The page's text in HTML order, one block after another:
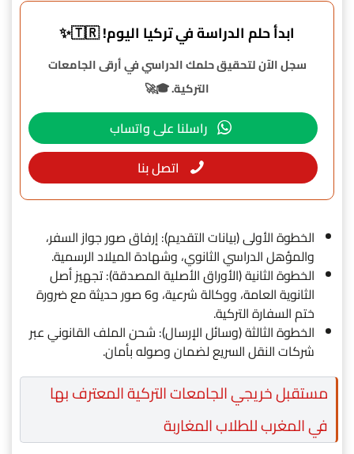
ابدأ حلم الدراسة في تركيا اليوم! 🇹🇷✨
سجل الآن لتحقيق حلمك الدراسي في أرقى الجامعات
التركية. 🎓🚀
راسلنا على واتساب
اتصل بنا
الخطوة الأولى (بيانات التقديم): إرفاق صور جواز السفر،
والمؤهل الدراسي الثانوي، وشهادة الميلاد الرسمية.
الخطوة الثانية (الأوراق الأصلية المصدقة): تجهيز أصل
الثانوية العامة، ووكالة شرعية، و6 صور حديثة مع ضرورة
ختم السفارة التركية.
الخطوة الثالثة (وسائل الإرسال): شحن الملف القانوني عبر
شركات النقل السريع لضمان وصوله بأمان.
مستقبل خريجي الجامعات التركية المعترف بها
في المغرب للطلاب المغاربة